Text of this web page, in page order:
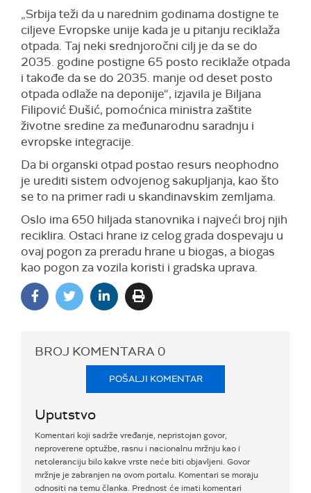
„Srbija teži da u narednim godinama dostigne te
ciljeve Evropske unije kada je u pitanju reciklaža
otpada. Taj neki srednjoročni cilj je da se do
2035. godine postigne 65 posto reciklaže otpada
i takođe da se do 2035. manje od deset posto
otpada odlaže na deponije“, izjavila je Biljana
Filipović Đušić, pomoćnica ministra zaštite
životne sredine za međunarodnu saradnju i
evropske integracije.
Da bi organski otpad postao resurs neophodno
je urediti sistem odvojenog sakupljanja, kao što
se to na primer radi u skandinavskim zemljama.
Oslo ima 650 hiljada stanovnika i najveći broj njih
reciklira. Ostaci hrane iz celog grada dospevaju u
ovaj pogon za preradu hrane u biogas, a biogas
kao pogon za vozila koristi i gradska uprava.
BROJ KOMENTARA0
POŠALJI KOMENTAR
Uputstvo
Komentari koji sadrže vređanje, nepristojan govor,
neproverene optužbe, rasnu i nacionalnu mržnju kao i
netoleranciju bilo kakve vrste neće biti objavljeni. Govor
mržnje je zabranjen na ovom portalu. Komentari se moraju
odnositi na temu članka. Prednost će imati komentari